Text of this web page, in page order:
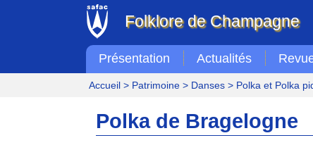
Folklore de Champagne
Présentation Actualités
Accueil> Patrimoine> Danses> Polka et Polka
Polka de Bragelogne